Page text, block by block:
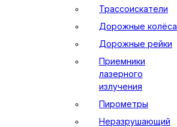
Трассоискатели
Дорожные колёса
Дорожные рейки
Приемники
лазерного
излучения
Пирометры
Неразрушающий